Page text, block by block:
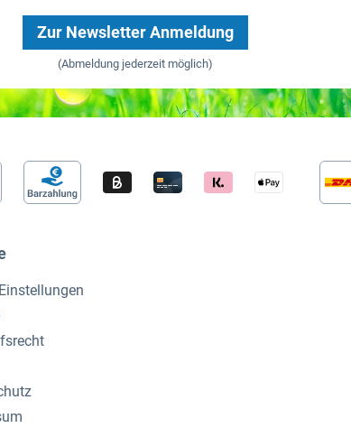
Zur Newsletter Anmeldung
(Abmeldung jederzeit möglich)